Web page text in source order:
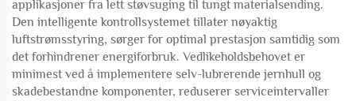
applikasjoner fra lett støvsuging til tungt materialsending.
Den intelligente kontrollsystemet tillater nøyaktig
luftstrømsstyring, sørger for optimal prestasjon samtidig som
det forhindrener energiforbruk. Vedlikeholdsbehovet er
minimest ved å implementere selv-lubrerende jernhull og
skadebestandne komponenter, reduserer serviceintervaller